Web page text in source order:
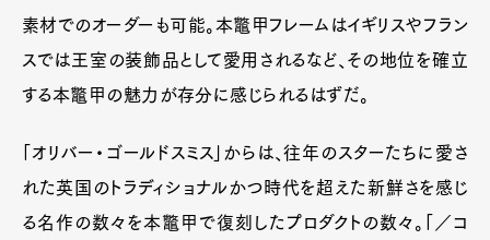
素材でのオーダーも可能。本鼈甲フレームはイギリスやフラン
スでは王室の装飾品として愛用されるなど、その地位を確立
する本鼈甲の魅力が存分に感じられるはずだ。
「オリバー・ゴールドスミス」からは、往年のスターたちに愛さ
れた英国のトラディショナルかつ時代を超えた新鮮さを感じ
る名作の数々を本鼈甲で復刻したプロダクトの数々。「／コ